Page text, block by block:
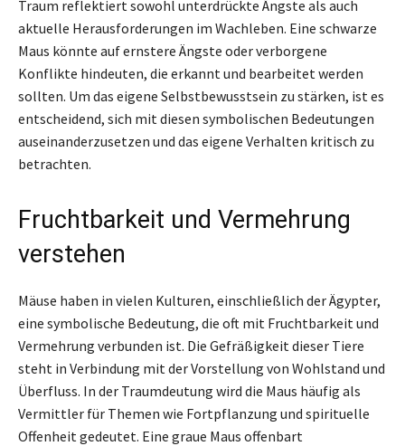
Traum reflektiert sowohl unterdrückte Ängste als auch
aktuelle Herausforderungen im Wachleben. Eine schwarze
Maus könnte auf ernstere Ängste oder verborgene
Konflikte hindeuten, die erkannt und bearbeitet werden
sollten. Um das eigene Selbstbewusstsein zu stärken, ist es
entscheidend, sich mit diesen symbolischen Bedeutungen
auseinanderzusetzen und das eigene Verhalten kritisch zu
betrachten.
Fruchtbarkeit und Vermehrung
verstehen
Mäuse haben in vielen Kulturen, einschließlich der Ägypter,
eine symbolische Bedeutung, die oft mit Fruchtbarkeit und
Vermehrung verbunden ist. Die Gefräßigkeit dieser Tiere
steht in Verbindung mit der Vorstellung von Wohlstand und
Überfluss. In der Traumdeutung wird die Maus häufig als
Vermittler für Themen wie Fortpflanzung und spirituelle
Offenheit gedeutet. Eine graue Maus offenbart